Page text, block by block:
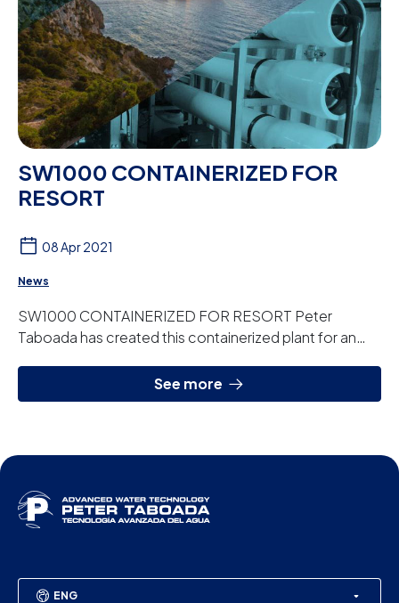
SW1000 CONTAINERIZED FOR
RESORT
08 Apr 2021
News
SW1000 CONTAINERIZED FOR RESORT Peter
Taboada has created this containerized plant for an
See more
ENG